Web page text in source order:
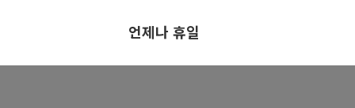
언제나 휴일